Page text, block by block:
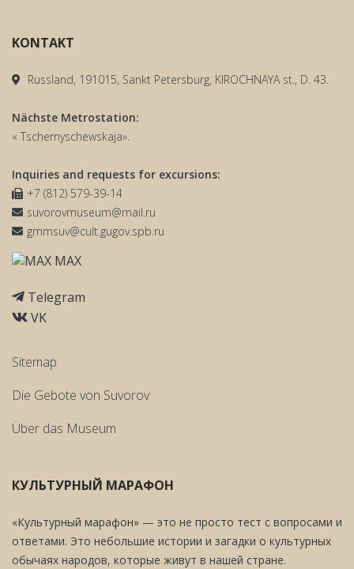
KONTAKT
Russland, 191015, Sankt Petersburg, KIROCHNAYA st., D. 43.
Nächste Metrostation:
« Tschernyschewskaja».
Inquiries and requests for excursions:
+7 (812) 579-39-14
suvorovmuseum@mail.ru
gmmsuv@cult.gugov.spb.ru
MAX
Telegram
VK
Sitemap
Die Gebote von Suvorov
Über das Museum
КУЛЬТУРНЫЙ МАРАФОН
«Культурный марафон» — это не просто тест с вопросами и
ответами. Это небольшие истории и загадки о культурных
обычаях народов, которые живут в нашей стране.